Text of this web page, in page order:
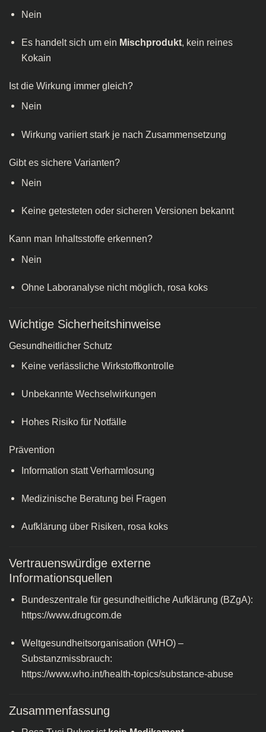
Nein
Es handelt sich um ein Mischprodukt, kein reines
Kokain
Ist die Wirkung immer gleich?
Nein
Wirkung variiert stark je nach Zusammensetzung
Gibt es sichere Varianten?
Nein
Keine getesteten oder sicheren Versionen bekannt
Kann man Inhaltsstoffe erkennen?
Nein
Ohne Laboranalyse nicht möglich, rosa koks​
Wichtige Sicherheitshinweise
Gesundheitlicher Schutz
Keine verlässliche Wirkstoffkontrolle
Unbekannte Wechselwirkungen
Hohes Risiko für Notfälle
Prävention
Information statt Verharmlosung
Medizinische Beratung bei Fragen
Aufklärung über Risiken, rosa koks​
Vertrauenswürdige externe
Informationsquellen
Bundeszentrale für gesundheitliche Aufklärung (BZgA):
https://www.drugcom.de
Weltgesundheitsorganisation (WHO) –
Substanzmissbrauch:
https://www.who.int/health-topics/substance-abuse
Zusammenfassung